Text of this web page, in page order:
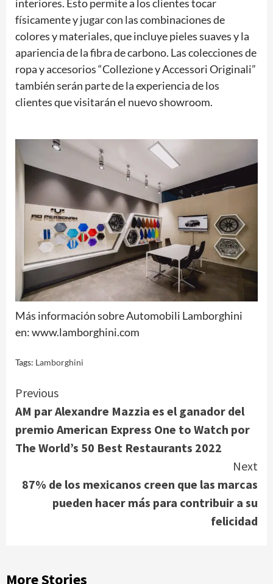
interiores. Esto permite a los clientes tocar
físicamente y jugar con las combinaciones de
colores y materiales, que incluye pieles suaves y la
apariencia de la fibra de carbono. Las colecciones de
ropa y accesorios “Collezione y Accessori Originali”
también serán parte de la experiencia de los
clientes que visitarán el nuevo showroom.
Más información sobre Automobili Lamborghini
en: www.lamborghini.com
Tags: Lamborghini
Continue
Reading
Previous
AM par Alexandre Mazzia es el ganador del
premio American Express One to Watch por
The World’s 50 Best Restaurants 2022
Next
87% de los mexicanos creen que las marcas
pueden hacer más para contribuir a su
felicidad
More Stories